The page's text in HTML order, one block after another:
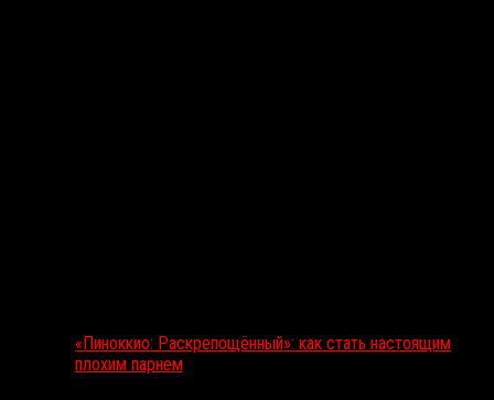
«Пиноккио: Раскрепощённый»: как стать настоящим
плохим парнем